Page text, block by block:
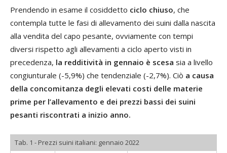
Prendendo in esame il cosiddetto ciclo chiuso, che
contempla tutte le fasi di allevamento dei suini dalla nascita
alla vendita del capo pesante, ovviamente con tempi
diversi rispetto agli allevamenti a ciclo aperto visti in
precedenza, la redditività in gennaio è scesa sia a livello
congiunturale (-5,9%) che tendenziale (-2,7%). Ciò a causa
della concomitanza degli elevati costi delle materie
prime per l’allevamento e dei prezzi bassi dei suini
pesanti riscontrati a inizio anno.
Tab. 1 - Prezzi suini italiani: gennaio 2022